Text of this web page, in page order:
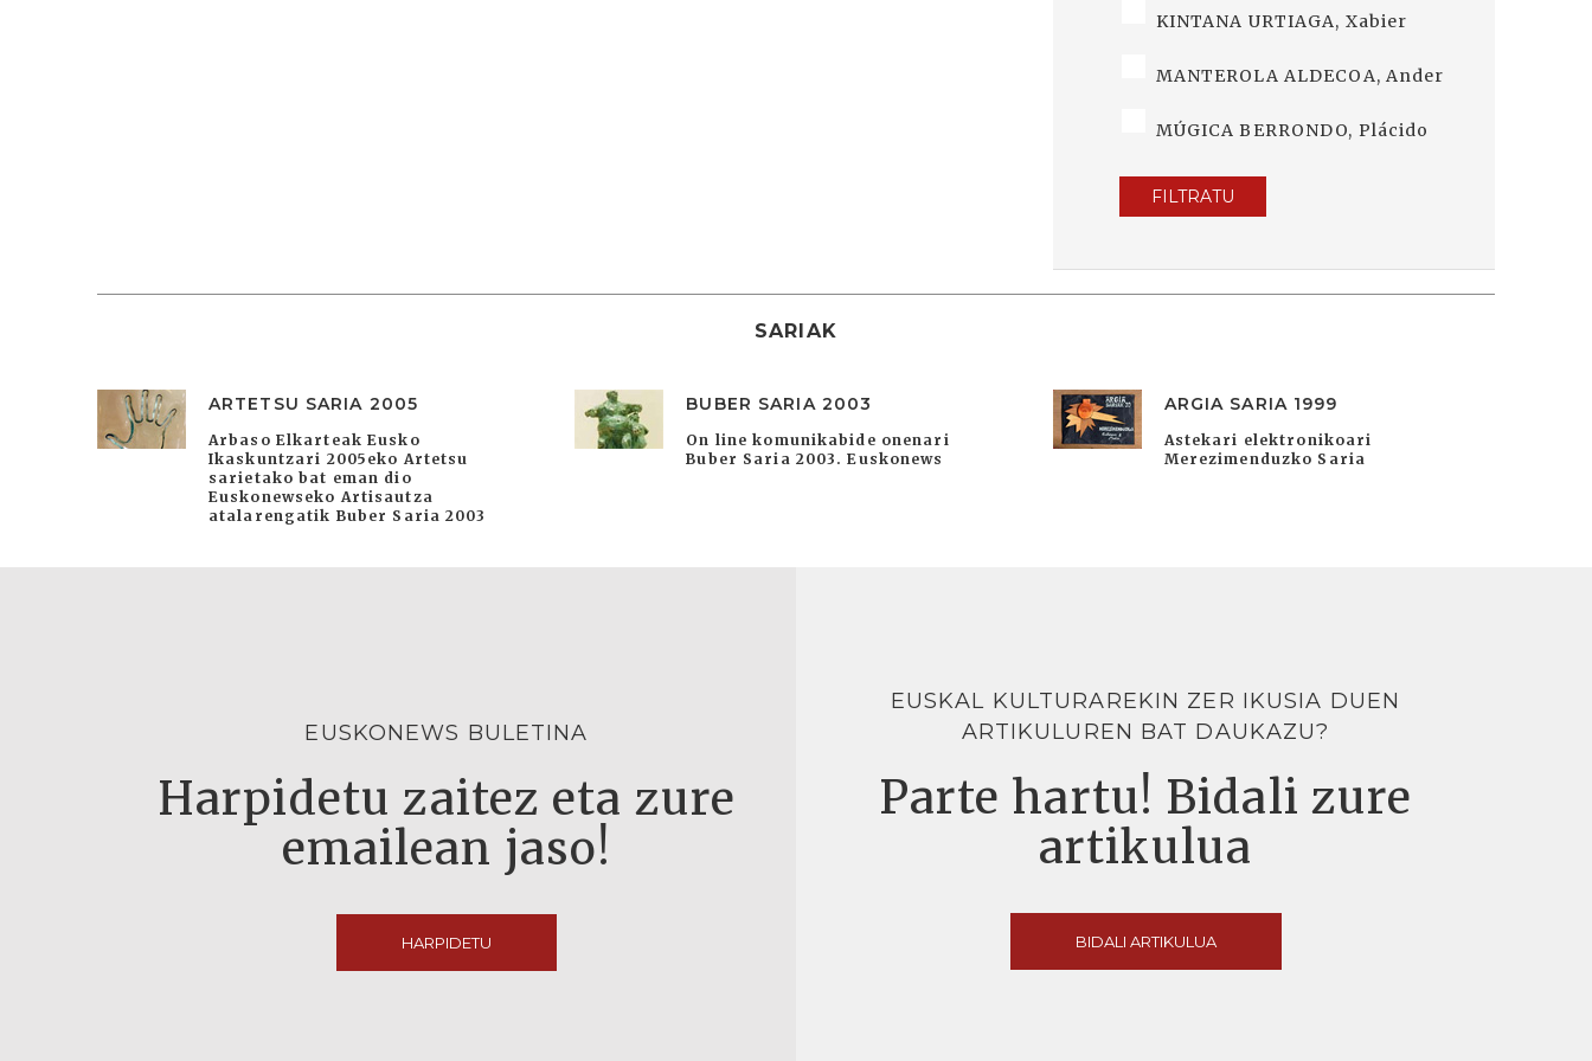
KINTANA URTIAGA, Xabier
MANTEROLA ALDECOA, Ander
MÚGICA BERRONDO, Plácido
FILTRATU
SARIAK
ARTETSU SARIA 2005
Arbaso Elkarteak Eusko
Ikaskuntzari 2005eko Artetsu
sarietako bat eman dio
Euskonewseko Artisautza
atalarengatik Buber Saria 2003
BUBER SARIA 2003
On line komunikabide onenari
Buber Saria 2003. Euskonews
ARGIA SARIA 1999
Astekari elektronikoari
Merezimenduzko Saria
EUSKONEWS BULETINA
Harpidetu zaitez eta zure
emailean jaso!
HARPIDETU
EUSKAL KULTURAREKIN ZER IKUSIA DUEN
ARTIKULUREN BAT DAUKAZU?
Parte hartu! Bidali zure
artikulua
BIDALI ARTIKULUA